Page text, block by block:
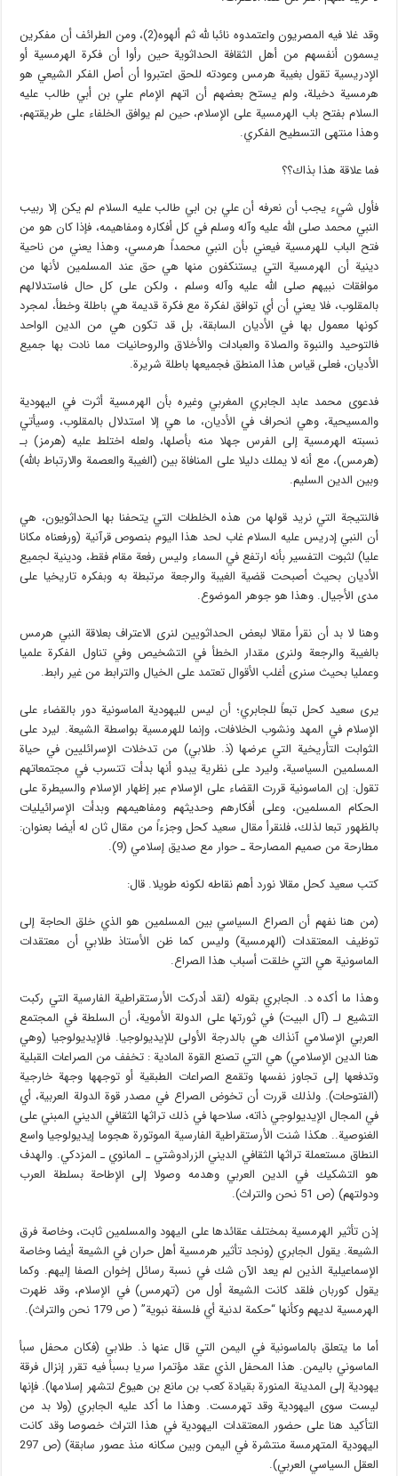
وقد غلا فيه المصريون واعتمدوه نائبا لله ثم ألهوه(2)، ومن الطرائف أن مفكرين
يسمون أنفسهم من أهل الثقافة الحداثوية حين رأوا أن فكرة الهرمسية أو
الإدريسية تقول بغيبة هرمس وعودته للحق اعتبروا أن أصل الفكر الشيعي هو
هرمسية دخيلة، ولم يستح بعضهم أن اتهم الإمام علي بن أبي طالب عليه
السلام بفتح باب الهرمسية على الإسلام، حين لم يوافق الخلفاء على طريقتهم،
وهذا منتهى التسطيح الفكري.
فما علاقة هذا بذاك؟؟
فأول شيء يجب أن نعرفه أن علي بن ابي طالب عليه السلام لم يكن إلا ربيب
النبي محمد صلى الله عليه وآله وسلم في كل أفكاره ومفاهيمه، فإذا كان هو من
فتح الباب للهرمسية فيعني بأن النبي محمداً هرمسي، وهذا يعني من ناحية
دينية أن الهرمسية التي يستنكفون منها هي حق عند المسلمين لأنها من
موافقات نبيهم صلى الله عليه وآله وسلم ، ولكن على كل حال فاستدلالهم
بالمقلوب، فلا يعني أن أي توافق لفكرة مع فكرة قديمة هي باطلة وخطأ، لمجرد
كونها معمول بها في الأديان السابقة، بل قد تكون هي من الدين الواحد
فالتوحيد والنبوة والصلاة والعبادات والأخلاق والروحانيات مما نادت بها جميع
الأديان، فعلى قياس هذا المنطق فجميعها باطلة شريرة.
فدعوى محمد عابد الجابري المغربي وغيره بأن الهرمسية أثرت في اليهودية
والمسيحية، وهي انحراف في الأديان، ما هي إلا استدلال بالمقلوب، وسيأتي
نسبته الهرمسية إلى الفرس جهلا منه بأصلها، ولعله اختلط عليه (هرمز) بـ
(هرمس)، مع أنه لا يملك دليلا على المنافاة بين (الغيبة والعصمة والارتباط بالله)
وبين الدين السليم.
فالنتيجة التي نريد قولها من هذه الخلطات التي يتحفنا بها الحداثويون، هي
أن النبي إدريس عليه السلام غاب لحد هذا اليوم بنصوص قرآنية (ورفعناه مكانا
عليا) لثبوت التفسير بأنه ارتفع في السماء وليس رفعة مقام فقط، ودينية لجميع
الأديان بحيث أصبحت قضية الغيبة والرجعة مرتبطة به وبفكره تاريخيا على
مدى الأجيال. وهذا هو جوهر الموضوع.
وهنا لا بد أن نقرأ مقالا لبعض الحداثويين لنرى الاعتراف بعلاقة النبي هرمس
بالغيبة والرجعة ولنرى مقدار الخطأ في التشخيص وفي تناول الفكرة علميا
وعمليا بحيث سنرى أغلب الأقوال تعتمد على الخيال والترابط من غير رابط.
يرى سعيد كحل تبعاً للجابري؛ أن ليس لليهودية الماسونية دور بالقضاء على
الإسلام في المهد ونشوب الخلافات، وإنما للهرمسية بواسطة الشيعة. ليرد على
الثوابت التأريخية التي عرضها (ذ. طلابي) من تدخلات الإسرائليين في حياة
المسلمين السياسية، وليرد على نظرية يبدو أنها بدأت تتسرب في مجتمعاتهم
تقول: إن الماسونية قررت القضاء على الإسلام عبر إظهار الإسلام والسيطرة على
الحكام المسلمين، وعلى أفكارهم وحديثهم ومفاهيمهم وبدأت الإسرائيليات
بالظهور تبعا لذلك، فلنقرأ مقال سعيد كحل وجزءاً من مقال ثان له أيضا بعنوان:
مطارحة من صميم المصارحة ـ حوار مع صديق إسلامي (9).
كتب سعيد كحل مقالا نورد أهم نقاطه لكونه طويلا. قال:
(من هنا نفهم أن الصراع السياسي بين المسلمين هو الذي خلق الحاجة إلى
توظيف المعتقدات (الهرمسية) وليس كما ظن الأستاذ طلابي أن معتقدات
الماسونية هي التي خلقت أسباب هذا الصراع.
وهذا ما أكده د. الجابري بقوله (لقد أدركت الأرستقراطية الفارسية التي ركبت
التشيع لـ (آل البيت) في ثورتها على الدولة الأموية، أن السلطة في المجتمع
العربي الإسلامي آنذاك هي بالدرجة الأولى للإيديولوجيا. فالإيديولوجيا (وهي
هنا الدين الإسلامي) هي التي تصنع القوة المادية : تخفف من الصراعات القبلية
وتدفعها إلى تجاوز نفسها وتقمع الصراعات الطبقية أو توجهها وجهة خارجية
(الفتوحات). ولذلك قررت أن تخوض الصراع في مصدر قوة الدولة العربية، أي
في المجال الإيديولوجي ذاته، سلاحها في ذلك تراثها الثقافي الديني المبني على
الغنوصية.. هكذا شنت الأرستقراطية الفارسية الموتورة هجوما إيديولوجيا واسع
النطاق مستعملة تراثها الثقافي الديني الزرادوشتي ـ المانوي ـ المزدكي. والهدف
هو التشكيك في الدين العربي وهدمه وصولا إلى الإطاحة بسلطة العرب
ودولتهم) (ص 51 نحن والتراث).
إذن تأثير الهرمسية بمختلف عقائدها على اليهود والمسلمين ثابت، وخاصة فرق
الشيعة. يقول الجابري (ونجد تأثير هرمسية أهل حران في الشيعة أيضا وخاصة
الإسماعيلية الذين لم يعد الآن شك في نسبة رسائل إخوان الصفا إليهم. وكما
يقول كوربان فلقد كانت الشيعة أول من (تهرمس) في الإسلام، وقد ظهرت
الهرمسية لديهم وكأنها “حكمة لدنية أي فلسفة نبوية” ( ص 179 نحن والتراث).
أما ما يتعلق بالماسونية في اليمن التي قال عنها ذ. طلابي (فكان محفل سبأ
الماسوني باليمن. هذا المحفل الذي عقد مؤتمرا سريا بسبأ فيه تقرر إنزال فرقة
يهودية إلى المدينة المنورة بقيادة كعب بن مانع بن هيوع لتشهر إسلامها). فإنها
ليست سوى اليهودية وقد تهرمست. وهذا ما أكد عليه الجابري (ولا بد من
التأكيد هنا على حضور المعتقدات اليهودية في هذا التراث خصوصا وقد كانت
اليهودية المتهرمسة منتشرة في اليمن وبين سكانه منذ عصور سابقة) (ص 297
العقل السياسي العربي).